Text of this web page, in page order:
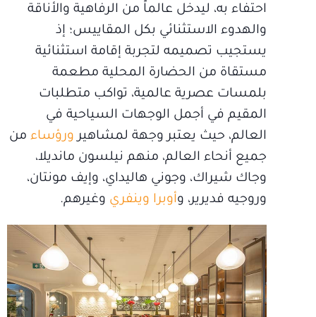
احتفاء به، ليدخل عالماً من الرفاهية والأناقة
والهدوء الاستثنائي بكل المقاييس؛ إذ
يستجيب تصميمه لتجربة إقامة استثنائية
مستقاة من الحضارة المحلية مطعمة
بلمسات عصرية عالمية، تواكب متطلبات
المقيم في أجمل الوجهات السياحية في
العالم، حيث يعتبر وجهة لمشاهير ورؤساء من
جميع أنحاء العالم، منهم نيلسون مانديلا،
وجاك شيراك، وجوني هاليداي، وإيف مونتان،
وروجيه فديرير، وأوبرا وينفري وغيرهم.